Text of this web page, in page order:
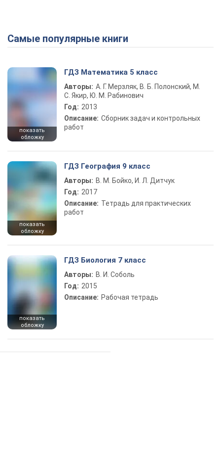
Самые популярные книги
показать
обложку
ГДЗ Математика 5 класс
Авторы: А. Г. Мерзляк, В. Б. Полонский, М.
С. Якир, Ю. М. Рабинович
Год: 2013
Описание: Сборник задач и контрольных
работ
показать
обложку
ГДЗ География 9 класс
Авторы: В. М. Бойко, И. Л. Дитчук
Год: 2017
Описание: Тетрадь для практических
работ
показать
обложку
ГДЗ Биология 7 класс
Авторы: В. И. Соболь
Год: 2015
Описание: Рабочая тетрадь